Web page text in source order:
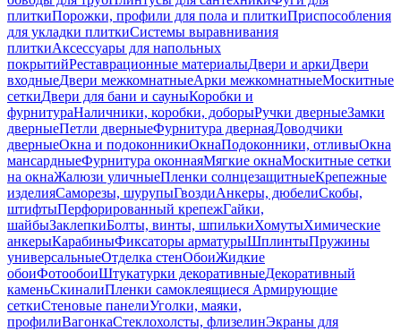
плиткиПорожки, профили для пола и плиткиПриспособления
для укладки плиткиСистемы выравнивания
плиткиАксессуары для напольных
покрытийРеставрационные материалыДвери и аркиДвери
входныеДвери межкомнатныеАрки межкомнатныеМоскитные
сеткиДвери для бани и сауныКоробки и
фурнитураНаличники, коробки, доборыРучки дверныеЗамки
дверныеПетли дверныеФурнитура двернаяДоводчики
дверныеОкна и подоконникиОкнаПодоконники, отливыОкна
мансардныеФурнитура оконнаяМягкие окнаМоскитные сетки
на окнаЖалюзи уличныеПленки солнцезащитныеКрепежные
изделияСаморезы, шурупыГвоздиАнкеры, дюбелиСкобы,
штифтыПерфорированный крепежГайки,
шайбыЗаклепкиБолты, винты, шпилькиХомутыХимические
анкерыКарабиныФиксаторы арматурыШплинтыПружины
универсальныеОтделка стенОбоиЖидкие
обоиФотообоиШтукатурки декоративныеДекоративный
каменьСкиналиПленки самоклеящиеся Армирующие
сеткиСтеновые панелиУголки, маяки,
профилиВагонкаСтеклохолсты, флизелинЭкраны для